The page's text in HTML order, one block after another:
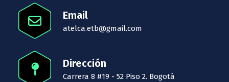
Email
atelca.etb@gmail.com
Dirección
Carrera 8 #19 - 52 Piso 2. Bogotá